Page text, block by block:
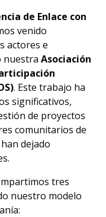
de Enlace con
venido
actores e
nuestra Asociación
. Este trabajo ha
significativos,
de proyectos
comunitarios de
dejado
tres
nuestro modelo